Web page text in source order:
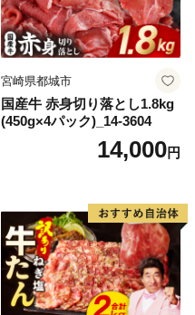
宮崎県都城市
国産牛 赤身切り落とし1.8kg
(450g×4パック)_14-3604
14,000円